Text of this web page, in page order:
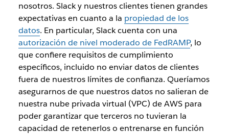
nosotros. Slack y nuestros clientes tienen grandes
expectativas en cuanto a la propiedad de los
datos. En particular, Slack cuenta con una
autorización de nivel moderado de FedRAMP, lo
que confiere requisitos de cumplimiento
específicos, incluido no enviar datos de clientes
fuera de nuestros límites de confianza. Queríamos
asegurarnos de que nuestros datos no salieran de
nuestra nube privada virtual (VPC) de AWS para
poder garantizar que terceros no tuvieran la
capacidad de retenerlos o entrenarse en función